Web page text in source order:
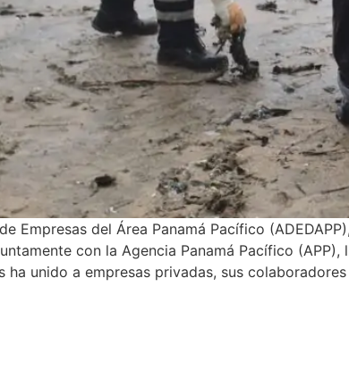
Empresas del Área Panamá Pacífico
con la Agencia Panamá Pacífico
ha unido a empresas privadas, sus